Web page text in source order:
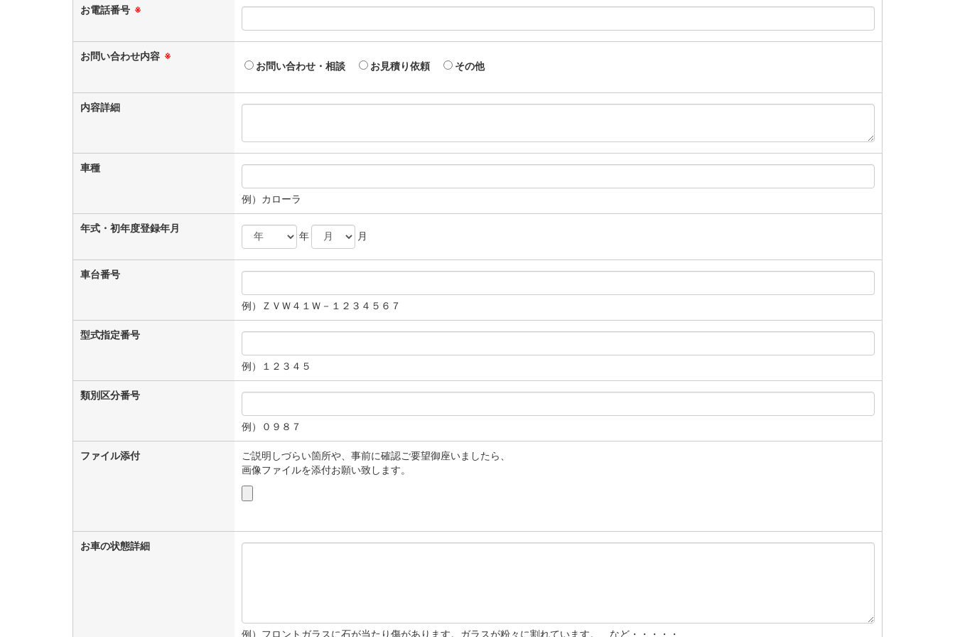
お電話番号 ※
お問い合わせ内容 ※
お問い合わせ・相談
お見積り依頼 その他
内容詳細
車種
例）カローラ
年式・初年度登録年月
年 月
車台番号
例）ＺＶＷ４１Ｗ－１２３４５６７
型式指定番号
例）１２３４５
類別区分番号
例）０９８７
ファイル添付
ご説明しづらい箇所や、事前に確認ご要望御座いましたら、
画像ファイルを添付お願い致します。
お車の状態詳細
例）フロントガラスに石が当たり傷があります。ガラスが粉々に割れています。 など・・・・・